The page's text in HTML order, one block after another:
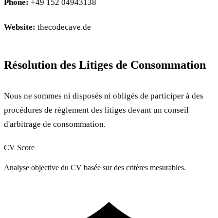
Phone: +49 152 04943138
Website: thecodecave.de
Résolution des Litiges de Consommation
Nous ne sommes ni disposés ni obligés de participer à des
procédures de règlement des litiges devant un conseil
d'arbitrage de consommation.
CV Score
Analyse objective du CV basée sur des critères mesurables.